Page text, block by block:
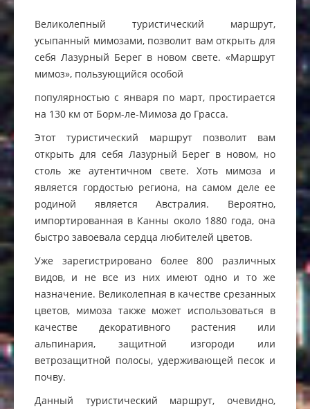
Великолепный туристический маршрут,
усыпанный мимозами, позволит вам открыть для
себя Лазурный Берег в новом свете. «Маршрут
мимоз», пользующийся особой
популярностью с января по март, простирается
на 130 км от Борм-ле-Мимоза до Грасса.
Этот туристический маршрут позволит вам
открыть для себя Лазурный Берег в новом, но
столь же аутентичном свете. Хоть мимоза и
является гордостью региона, на самом деле ее
родиной является Австралия. Вероятно,
импортированная в Канны около 1880 года, она
быстро завоевала сердца любителей цветов.
Уже зарегистрировано более 800 различных
видов, и не все из них имеют одно и то же
назначение. Великолепная в качестве срезанных
цветов, мимоза также может использоваться в
качестве декоративного растения или
альпинария, защитной изгороди или
ветрозащитной полосы, удерживающей песок и
почву.
Данный туристический маршрут, очевидно,